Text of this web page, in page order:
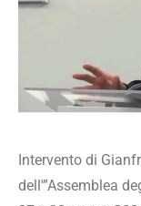
Intervento di
dell'”Assemblea